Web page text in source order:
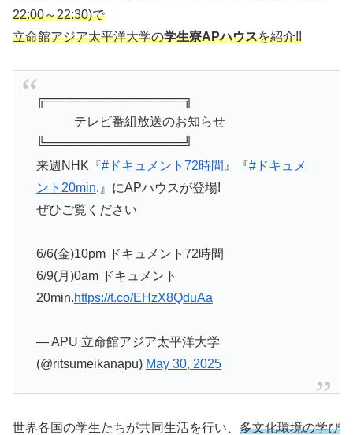
22:00～22:30)で
立命館アジア太平洋大学の学生寮APハウスを紹介!!
╔════════════════╗
テレビ番組放送のお知らせ
╚════════════════╝
来週NHK『#ドキュメント72時間 』『#ドキュメ
ント20min.』にAPハウスが登場!
ぜひご覧ください
6/6(金)10pm ドキュメント72時間
6/9(月)0am ドキュメント
20min.https://t.co/EHzX8QduAa
— APU 立命館アジア太平洋大学
(@ritsumeikanapu) May 30, 2025
世界各国の学生たちが共同生活を行い、 多文化環境の学び